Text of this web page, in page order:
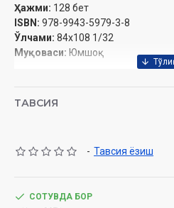
Ҳажми: 128 бет
ISBN: 978-9943-5979-3-8
Ўлчами: 84х108 1/32
Муқоваси: Юмшоқ
ила чоп этилган
ПРЕДИСЛОВИЕ
Да будут совершенные и
ТАВСИЯ
- Тавсия ёзиш
СОТУВДА БОР